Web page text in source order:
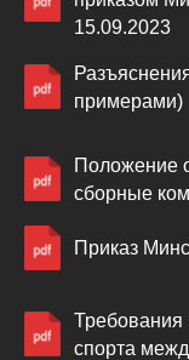
15.09.2023
примерами)
Положение
сборные
Приказ
Требования
спорта